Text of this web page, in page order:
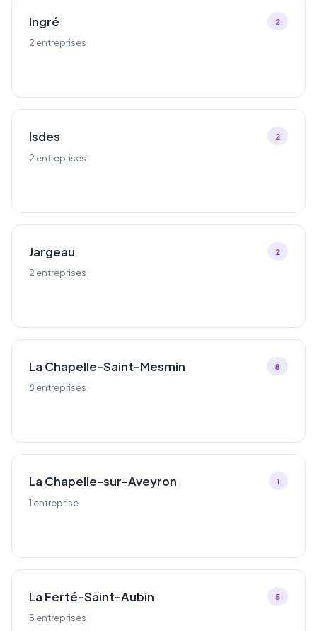
Ingré
2 entreprises
2
Isdes
2 entreprises
2
Jargeau
2 entreprises
2
La Chapelle-Saint-Mesmin
8 entreprises
8
La Chapelle-sur-Aveyron
1 entreprise
1
La Ferté-Saint-Aubin
5 entreprises
5